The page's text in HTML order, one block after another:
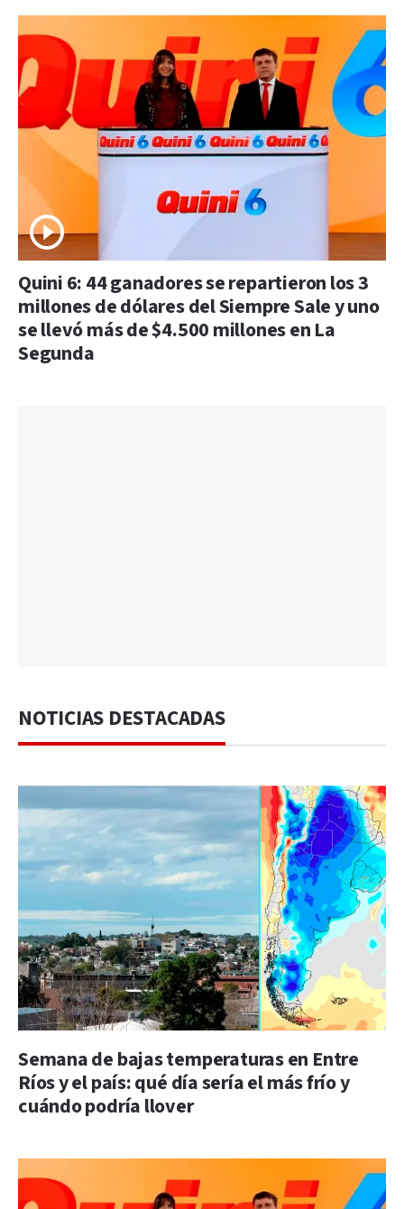
Quini 6: 44 ganadores se repartieron los 3
millones de dólares del Siempre Sale y uno
se llevó más de $4.500 millones en La
Segunda
NOTICIAS DESTACADAS
Semana de bajas temperaturas en Entre
Ríos y el país: qué día sería el más frío y
cuándo podría llover